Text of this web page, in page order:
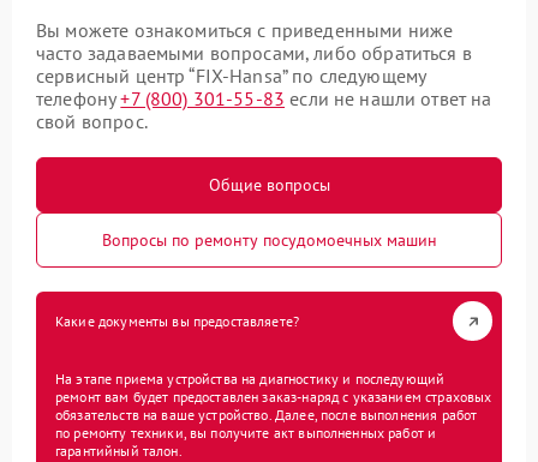
Вы можете ознакомиться с приведенными ниже
часто задаваемыми вопросами, либо обратиться в
сервисный центр “FIX-Hansa” по следующему
телефону+7 (800) 301-55-83 если не нашли ответ на
свой вопрос.
Общие вопросы
Вопросы по ремонту посудомоечных машин
Какие документы вы предоставляете?
На этапе приема устройства на диагностику и последующий
ремонт вам будет предоставлен заказ-наряд с указанием страховых
обязательств на ваше устройство. Далее, после выполнения работ
по ремонту техники, вы получите акт выполненных работ и
гарантийный талон.